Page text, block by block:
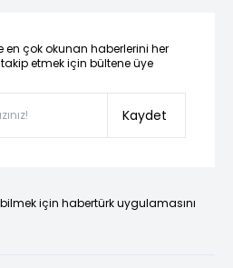
en çok okunan haberlerini her
etmek için bültene üye
Kaydet
için habertürk uygulamasını